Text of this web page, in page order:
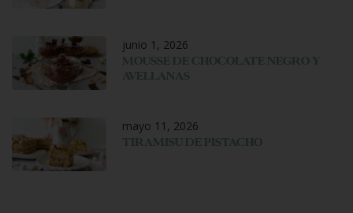
junio 1, 2026
MOUSSE DE CHOCOLATE NEGRO Y
AVELLANAS
mayo 11, 2026
TIRAMISU DE PISTACHO